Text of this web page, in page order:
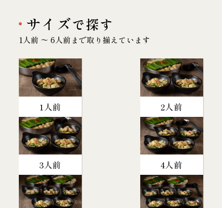
サイズで探す
1人前 〜 6人前まで取り揃えています
1人前 2人前
3人前 4人前